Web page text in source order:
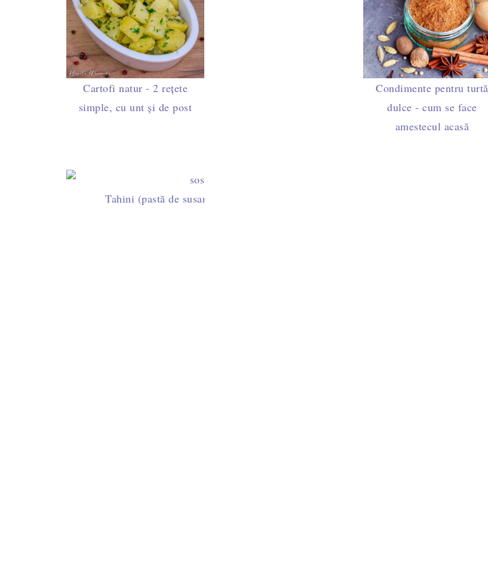
Cartofi natur - 2 rețete
simple, cu unt și de post
Condimente pentru turtă
dulce - cum se face
amestecul acasă
Tahini (pastă de susan) făcut în casă - rețeta ușoară și rapidă